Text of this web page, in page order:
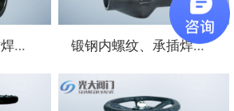
锻钢内螺纹、承插焊闸阀 锻钢内螺纹、承插焊接截止阀